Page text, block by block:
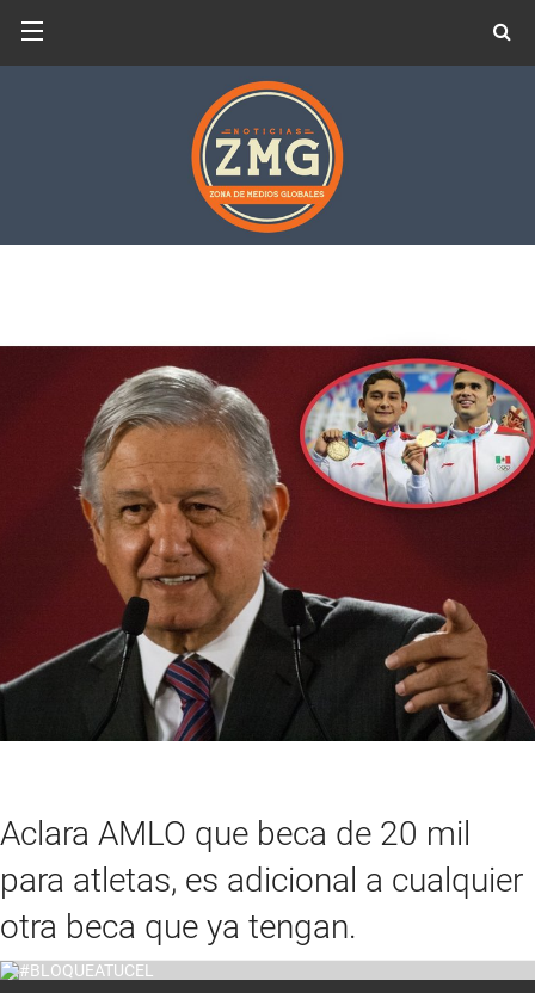
Aclara AMLO que beca de 20 mil
para atletas, es adicional a cualquier
otra beca que ya tengan.